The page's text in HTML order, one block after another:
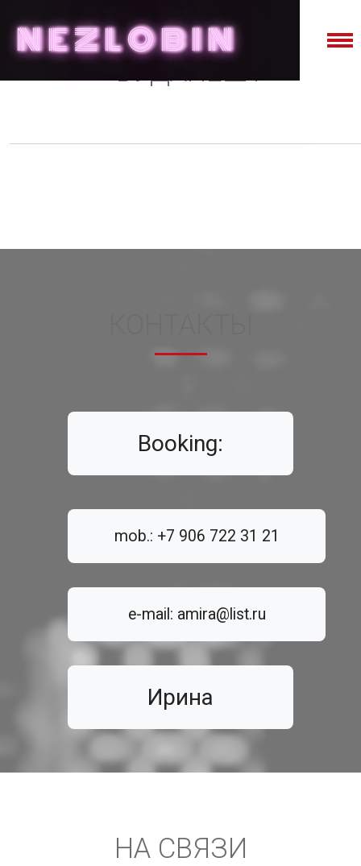
NEZLOBIN
БУДАПЕШТ
Booking:
mob.: +7 906 722 31 21
e-mail: amira@list.ru
Ирина
НА СВЯЗИ